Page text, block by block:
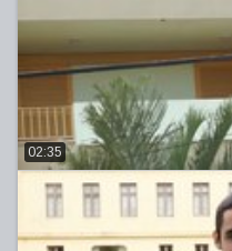
02:35